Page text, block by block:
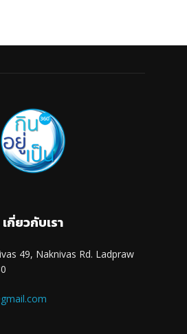
เกี่ยวกับเรา
49, Naknivas Rd. Ladpraw